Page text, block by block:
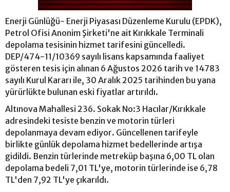
Enerji Günlüğü- Enerji Piyasası Düzenleme Kurulu (EPDK),
Petrol Ofisi Anonim Şirketi'ne ait Kırıkkale Terminali
depolama tesisinin hizmet tarifesini güncelledi.
DEP/474-11/10369 sayılı lisans kapsamında faaliyet
gösteren tesis için alınan 6 Ağustos 2026 tarih ve 14783
sayılı Kurul Kararı ile, 30 Aralık 2025 tarihinden bu yana
yürürlükte bulunan eski fiyatlar artırıldı.
Altınova Mahallesi 236. Sokak No:3 Hacılar/Kırıkkale
adresindeki tesiste benzin ve motorin türleri
depolanmaya devam ediyor. Güncellenen tarifeyle
birlikte günlük depolama hizmet bedellerinde artışa
gidildi. Benzin türlerinde metreküp başına 6,00 TL olan
depolama bedeli 7,01 TL'ye, motorin türlerinde ise 6,78
TL'den 7,92 TL'ye çıkarıldı.